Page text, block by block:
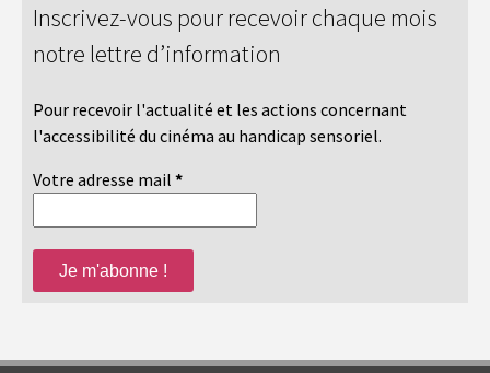
Inscrivez-vous pour recevoir chaque mois
notre lettre d’information
Pour recevoir l'actualité et les actions concernant
l'accessibilité du cinéma au handicap sensoriel.
Votre adresse mail *